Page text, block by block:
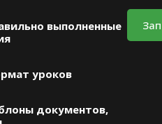
выполненные
уроков
документов,